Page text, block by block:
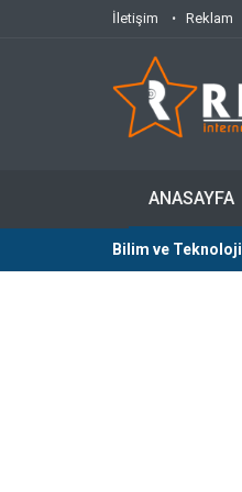
İletişim Reklam
ANASAYFA
Bilim ve Teknoloji